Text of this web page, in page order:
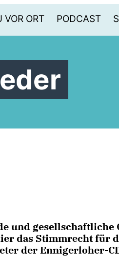
VOR ORT PODCAST
und
das Stimmrecht für
der Ennigerloher-